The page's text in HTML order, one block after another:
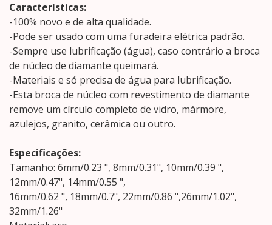
Características:
-100% novo e de alta qualidade.
-Pode ser usado com uma furadeira elétrica padrão.
-Sempre use lubrificação (água), caso contrário a broca
de núcleo de diamante queimará.
-Materiais e só precisa de água para lubrificação.
-Esta broca de núcleo com revestimento de diamante
remove um círculo completo de vidro, mármore,
azulejos, granito, cerâmica ou outro.
Especificações:
Tamanho: 6mm/0.23 ", 8mm/0.31", 10mm/0.39 ",
12mm/0.47", 14mm/0.55 ",
16mm/0.62 ", 18mm/0.7", 22mm/0.86 ",26mm/1.02",
32mm/1.26"